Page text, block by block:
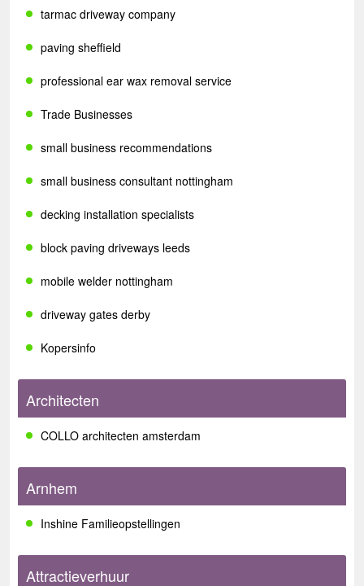
tarmac driveway company
paving sheffield
professional ear wax removal service
Trade Businesses
small business recommendations
small business consultant nottingham
decking installation specialists
block paving driveways leeds
mobile welder nottingham
driveway gates derby
Kopersinfo
Architecten
COLLO architecten amsterdam
Arnhem
Inshine Familieopstellingen
Attractieverhuur